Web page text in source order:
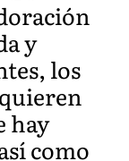
y
los
hay
como